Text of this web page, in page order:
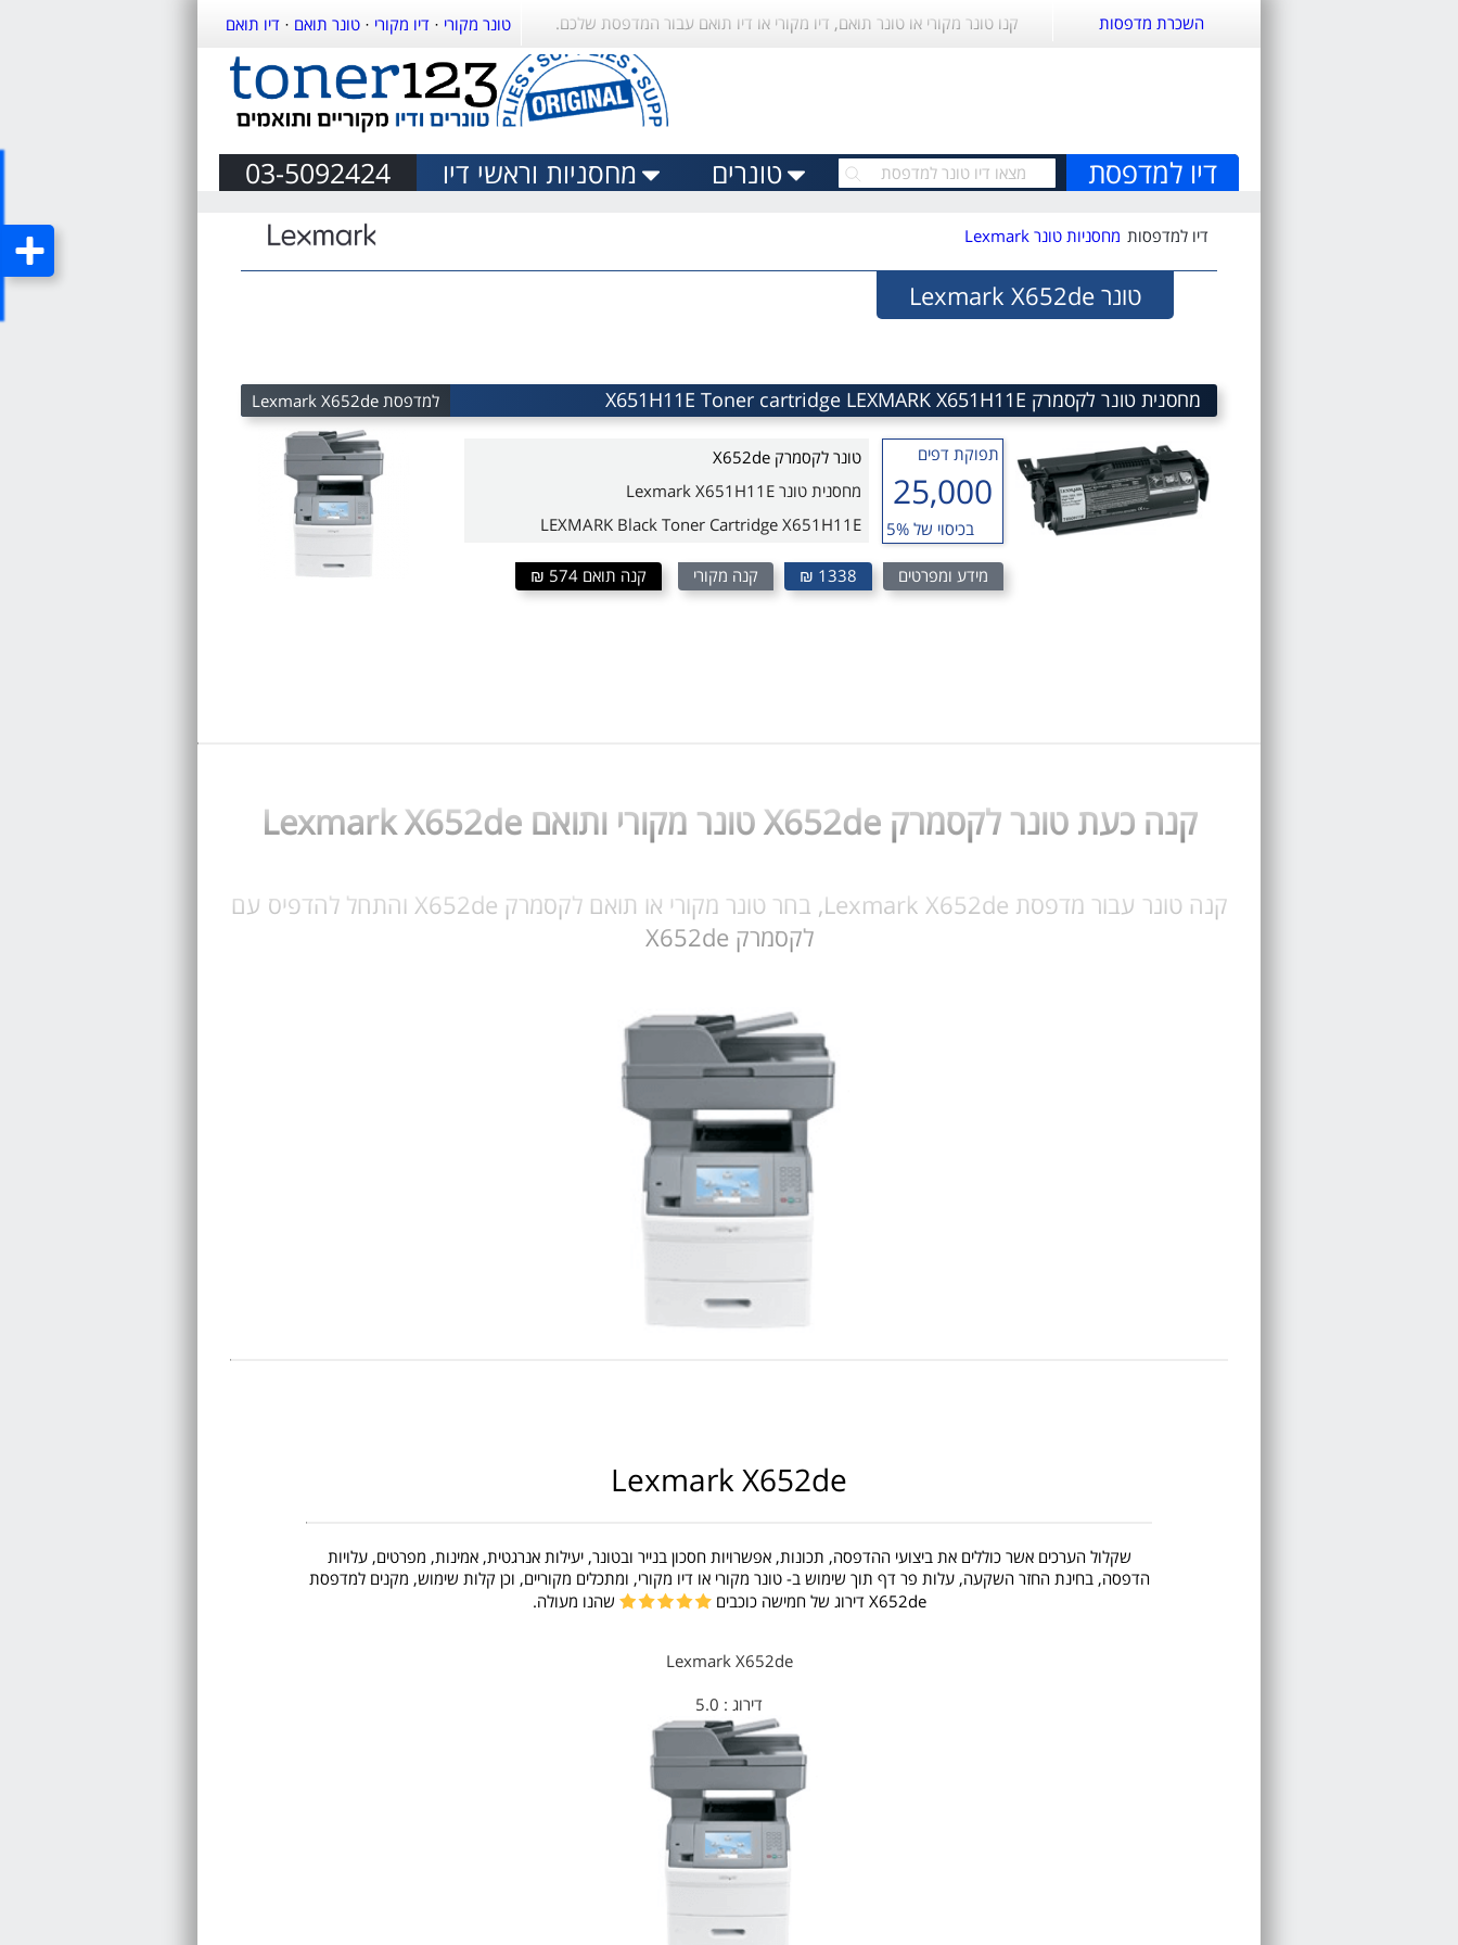
השכרת מדפסות קנו טונר מקורי או טונר תואם, דיו מקורי או דיו תואם עבור המדפסת שלכם. טונר מקורי · דיו מקורי · טונר תואם · דיו תואם
דיו למדפסת 03-5092424 מחסניות וראשי דיו טונרים
דיו למדפסות מחסניות טונר Lexmark
טונר Lexmark X652de
מחסנית טונר לקסמרק X651H11E Toner cartridge LEXMARK X651H11E למדפסת Lexmark X652de
תפוקת דפים
25,000
בכיסוי של 5%
טונר לקסמרק X652de
מחסנית טונר Lexmark X651H11E
LEXMARK Black Toner Cartridge X651H11E
מידע ומפרטים 1338 ₪ קנה מקורי קנה תואם 574 ₪
קנה כעת טונר לקסמרק X652de טונר מקורי ותואם Lexmark X652de
קנה טונר עבור מדפסת Lexmark X652de, בחר טונר מקורי או תואם לקסמרק X652de והתחל להדפיס עם
לקסמרק X652de
Lexmark X652de
שקלול הערכים אשר כוללים את ביצועי ההדפסה, תכונות, אפשרויות חסכון בנייר ובטונר, יעילות אנרגטית, אמינות, מפרטים, עלויות
הדפסה, בחינת החזר השקעה, עלות פר דף תוך שימוש ב- טונר מקורי או דיו מקורי, ומתכלים מקוריים, וכן קלות שימוש, מקנים למדפסת
X652de דירוג של חמישה כוכבים
שהנו מעולה.
Lexmark X652de
דירוג : 5.0